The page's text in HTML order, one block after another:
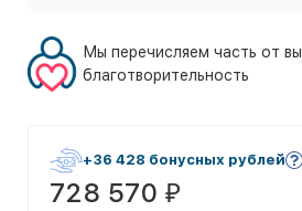
Мы перечисляем часть от
благотворительность
+36 428 бонусных рублей
728 570 ₽